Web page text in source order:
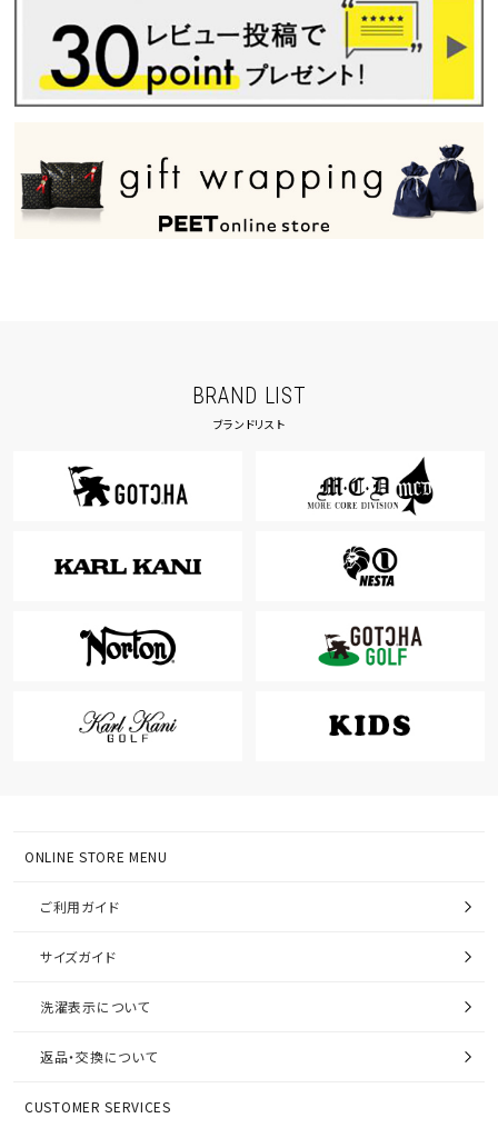
BRAND LIST
ブランドリスト
ONLINE STORE MENU
ご利用ガイド
サイズガイド
洗濯表示について
返品・交換について
CUSTOMER SERVICES